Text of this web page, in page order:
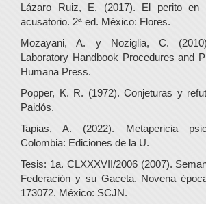
Lázaro Ruiz, E. (2017). El perito en
acusatorio. 2ª ed. México: Flores.
Mozayani, A. y Noziglia, C.
Laboratory Handbook Procedures and
Humana Press.
Popper, K. R. (1972). Conjeturas y
Paidós.
Tapias, A. (2022). Metapericia
Colombia: Ediciones de la U.
Tesis: 1a. CLXXXVII/2006 (2007).
Federación y su Gaceta. Novena
173072. México: SCJN.